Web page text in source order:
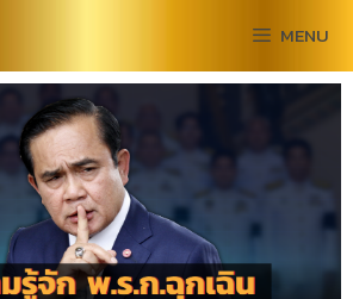
MENU